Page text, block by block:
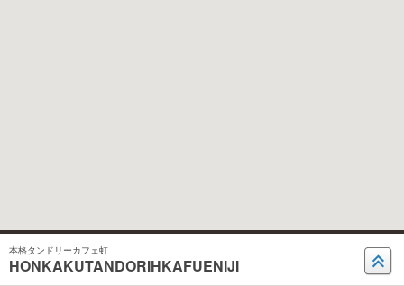
本格タンドリーカフェ虹
HONKAKUTANDORIHKAFUENIJI